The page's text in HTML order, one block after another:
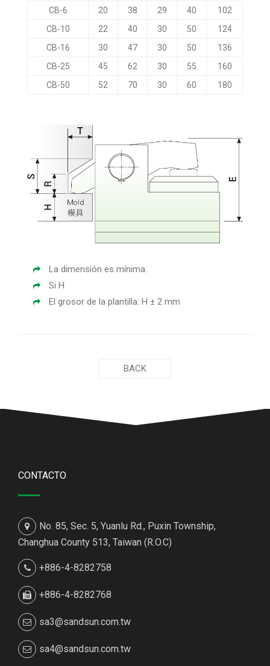
CB-6
20 38 29 40
102
CB-10
22 40 30 50
124
CB-16
30 47 30 50
136
CB-25
45 62 30 55
160
CB-50
52 70 30 60 180
La dimensión es mínima.
Si H
El grosor de la plantilla: H ± 2 mm
BACK
CONTACTO
No. 85, Sec. 5, Yuanlu Rd., Puxin Township,
Changhua County 513, Taiwan (R.O.C)
+886-4-8282758
+886-4-8282768
sa3@sandsun.com.tw
sa4@sandsun.com.tw